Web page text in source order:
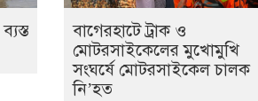
বাগেরহাটে ট্রাক ও
মোটরসাইকেলের মুখোমুখি
সংঘর্ষে মোটরসাইকেল চালক
নি’হত